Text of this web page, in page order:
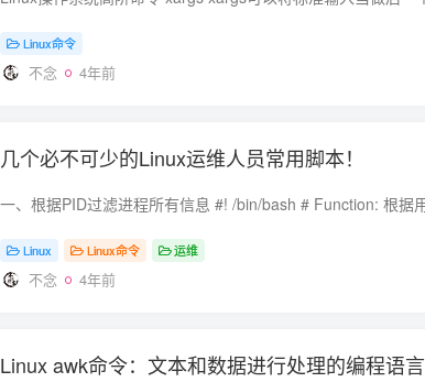
Linux命令
不念 4年前
几个必不可少的Linux运维人员常用脚本！
Linux Linux命令 运维
不念 4年前
Linux awk命令：文本和数据进行处理的编程语言